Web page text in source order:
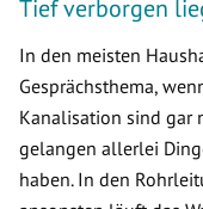
Tief verborgen
In den meisten
Gesprächsthema,
Kanalisation sind gar
gelangen allerlei
haben. In den